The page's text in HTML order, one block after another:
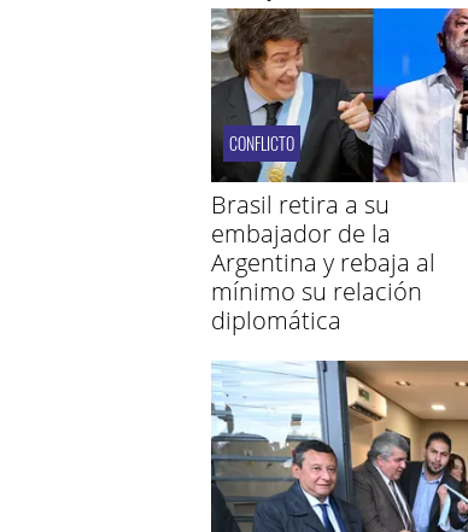
CONFLICTO
Brasil retira a su
embajador de la
Argentina y rebaja al
mínimo su relación
diplomática